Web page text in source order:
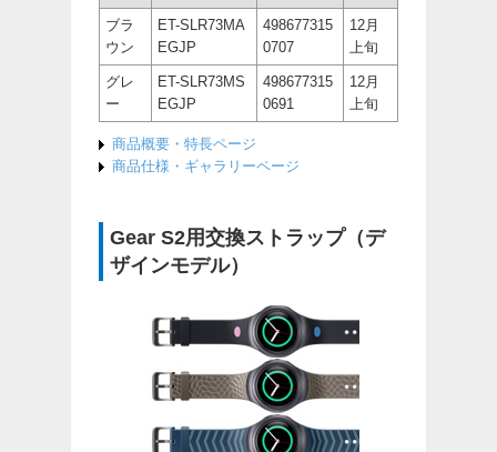
ブラ
ウン
ET-SLR73MA
EGJP
498677315
0707
12月
上旬
グレ
ー
ET-SLR73MS
EGJP
498677315
0691
12月
上旬
商品概要・特長ページ
商品仕様・ギャラリーページ
Gear S2用交換ストラップ（デ
ザインモデル）